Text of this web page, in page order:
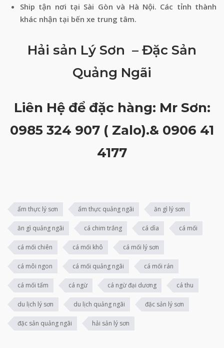
Ship tận nơi tại Sài Gòn và Hà Nội. Các tỉnh thành
khác nhận tại bến xe trung tâm.
Hải sản Lý Sơn – Đặc Sản
Quảng Ngãi
Liên Hệ để đặc hàng: Mr Sơn:
0985 324 907 ( Zalo).& 0906 41
4177
ẩm thực lý sơn ẩm thực quảng ngãi ăn gì lý sơn
ăn gì quảng ngãi cá chim trắng cá dìa cá mối
cá mối chiên cá mối khô cá mối lý sơn
cá môi ngon cá mối quảng ngãi cá mối rán
cá mối tẩm cá ngừ cá ngừ đại dương cá thu
du lịch lý sơn du lịch quảng ngãi đặc sản lý sơn
đặc sản quảng ngãi hải sản lý sơn